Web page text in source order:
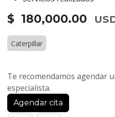
$ 180,000.00
Caterpillar
Te recomendamos agendar
especialista.
Agendar cita